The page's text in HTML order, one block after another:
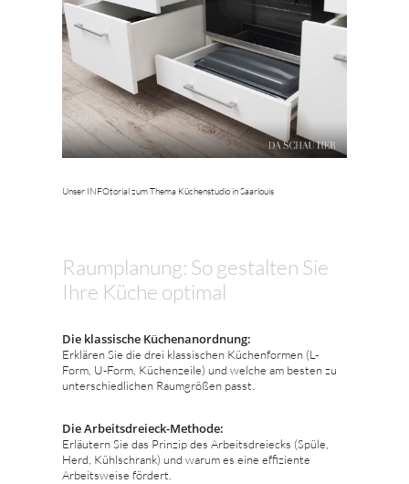
Unser INFOtorial zum Thema Küchenstudio in Saarlouis
Raumplanung: So gestalten Sie
Ihre Küche optimal
Die klassische Küchenanordnung:
Erklären Sie die drei klassischen Küchenformen (L-
Form, U-Form, Küchenzeile) und welche am besten zu
unterschiedlichen Raumgrößen passt.
Die Arbeitsdreieck-Methode:
Erläutern Sie das Prinzip des Arbeitsdreiecks (Spüle,
Herd, Kühlschrank) und warum es eine effiziente
Arbeitsweise fördert.